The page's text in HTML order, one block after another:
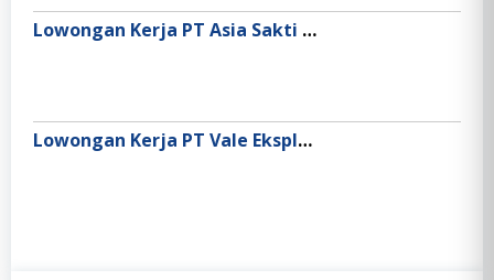
Lowongan Kerja PT Asia Sakti Wahid Foods Manufacture
Lowongan Kerja PT Vale Eksplorasi Indonesia